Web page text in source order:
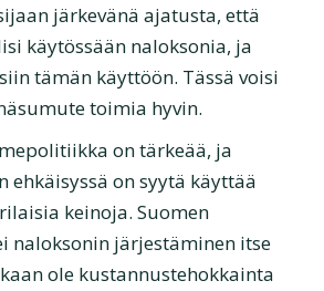
järkevänä ajatusta, että
käytössään naloksonia, ja
tämän käyttöön. Tässä voisi
toimia hyvin.
on tärkeää, ja
ehkäisyssä on syytä käyttää
keinoja. Suomen
naloksonin järjestäminen itse
ole kustannustehokkainta